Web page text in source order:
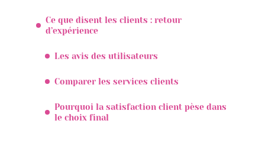
Ce que disent les clients : retour
d’expérience
Les avis des utilisateurs
Comparer les services clients
Pourquoi la satisfaction client pèse dans
le choix final